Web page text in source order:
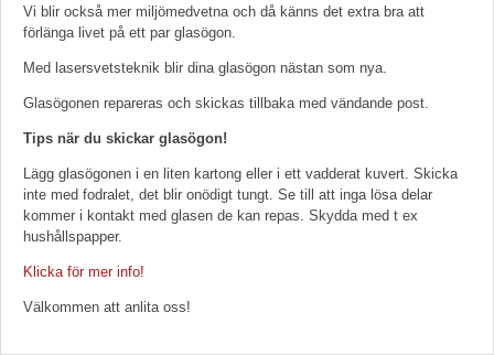
Vi blir också mer miljömedvetna och då känns det extra bra att
förlänga livet på ett par glasögon.
Med lasersvetsteknik blir dina glasögon nästan som nya.
Glasögonen repareras och skickas tillbaka med vändande post.
Tips när du skickar glasögon!
Lägg glasögonen i en liten kartong eller i ett vadderat kuvert. Skicka
inte med fodralet, det blir onödigt tungt. Se till att inga lösa delar
kommer i kontakt med glasen de kan repas. Skydda med t ex
hushållspapper.
Klicka för mer info!
Välkommen att anlita oss!